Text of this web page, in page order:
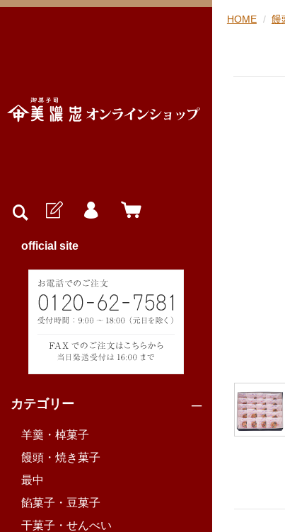
official site
カテゴリー
羊羹・棹菓子
饅頭・焼き菓子
最中
餡菓子・豆菓子
干菓子・せんべい
HOME 饅